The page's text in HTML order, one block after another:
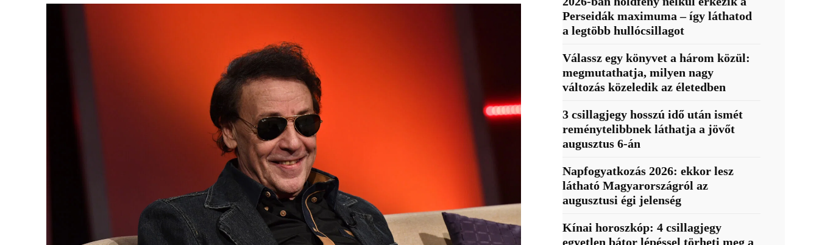
Perseidák maximuma – így láthatod
a legtöbb hullócsillagot
Válassz egy könyvet a három közül:
megmutathatja, milyen nagy
változás közeledik az életedben
3 csillagjegy hosszú idő után ismét
reménytelibbnek láthatja a jövőt
augusztus 6-án
Napfogyatkozás 2026: ekkor lesz
látható Magyarországról az
augusztusi égi jelenség
Kínai horoszkóp: 4 csillagjegy
egyetlen bátor lépéssel törheti meg a